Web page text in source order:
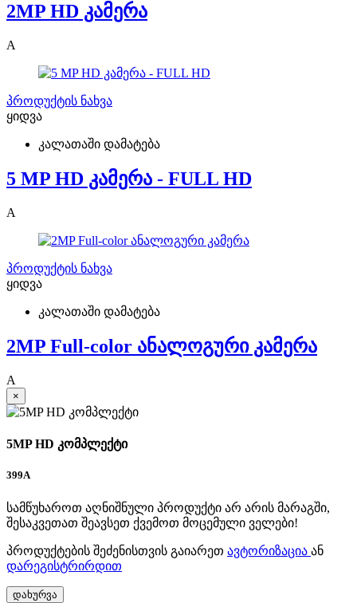
2MP HD კამერა
A
პროდუქტის ნახვა
ყიდვა
კალათაში დამატება
5 MP HD კამერა - FULL HD
A
პროდუქტის ნახვა
ყიდვა
კალათაში დამატება
2MP Full-color ანალოგური კამერა
A
×
5MP HD კომპლექტი
399A
სამწუხაროთ აღნიშნული პროდუქტი არ არის მარაგში,
შესაკვეთათ შეავსეთ ქვემოთ მოცემული ველები!
პროდუქტების შეძენისთვის გაიარეთ ავტორიზაცია ან
დარეგისტრირდით
დახურვა